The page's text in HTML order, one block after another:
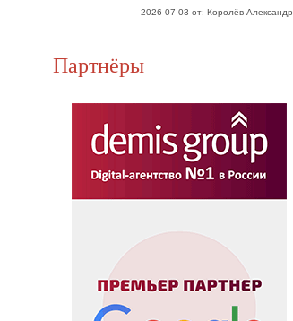
2026-07-03 от: Королёв Александр
Партнёры